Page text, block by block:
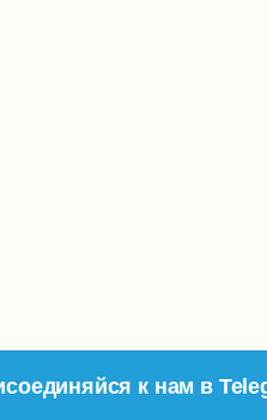
к нам в